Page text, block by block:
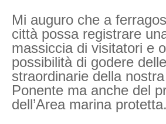
Mi auguro che a
città possa registrare
massiccia di visitatori e
possibilità di godere
straordinarie della
Ponente ma anche del
dell’Area marina protetta.